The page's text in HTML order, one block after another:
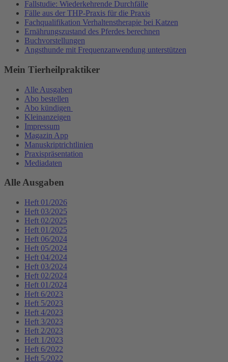
Fallstudie: Wiederkehrende Durchfälle
Fälle aus der THP-Praxis für die Praxis
Fachqualifikation Verhaltenstherapie bei Katzen
Ernährungszustand des Pferdes berechnen
Buchvorstellungen
Angsthunde mit Frequenzanwendung unterstützen
Mein Tierheilpraktiker
Alle Ausgaben
Abo bestellen
Abo kündigen
Kleinanzeigen
Impressum
Magazin App
Manuskriptrichtlinien
Praxispräsentation
Mediadaten
Alle Ausgaben
Heft 01/2026
Heft 03/2025
Heft 02/2025
Heft 01/2025
Heft 06/2024
Heft 05/2024
Heft 04/2024
Heft 03/2024
Heft 02/2024
Heft 01/2024
Heft 6/2023
Heft 5/2023
Heft 4/2023
Heft 3/2023
Heft 2/2023
Heft 1/2023
Heft 6/2022
Heft 5/2022